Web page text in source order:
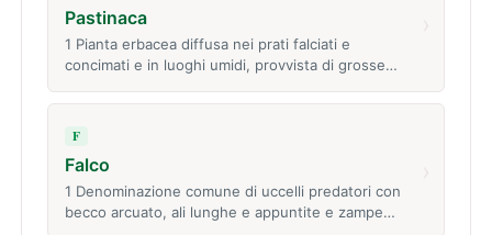
Pastinaca
1 Pianta erbacea diffusa nei prati falciati e
concimati e in luoghi umidi, provvista di grosse…
F
Falco
1 Denominazione comune di uccelli predatori con
becco arcuato, ali lunghe e appuntite e zampe…